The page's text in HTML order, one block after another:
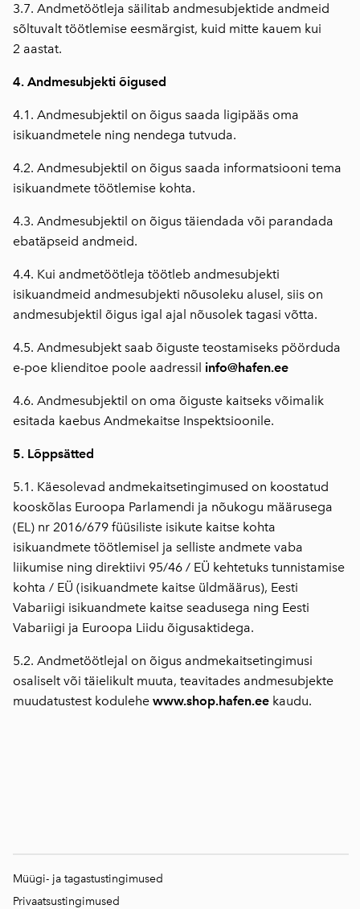
3.7. Andmetöötleja säilitab andmesubjektide andmeid
sõltuvalt töötlemise eesmärgist, kuid mitte kauem kui
2 aastat.
4. Andmesubjekti õigused
4.1. Andmesubjektil on õigus saada ligipääs oma
isikuandmetele ning nendega tutvuda.
4.2. Andmesubjektil on õigus saada informatsiooni tema
isikuandmete töötlemise kohta.
4.3. Andmesubjektil on õigus täiendada või parandada
ebatäpseid andmeid.
4.4. Kui andmetöötleja töötleb andmesubjekti
isikuandmeid andmesubjekti nõusoleku alusel, siis on
andmesubjektil õigus igal ajal nõusolek tagasi võtta.
4.5. Andmesubjekt saab õiguste teostamiseks pöörduda
e-poe klienditoe poole aadressil info@hafen.ee
4.6. Andmesubjektil on oma õiguste kaitseks võimalik
esitada kaebus Andmekaitse Inspektsioonile.
5. Lõppsätted
5.1. Käesolevad andmekaitsetingimused on koostatud
kooskõlas Euroopa Parlamendi ja nõukogu määrusega
(EL) nr 2016/679 füüsiliste isikute kaitse kohta
isikuandmete töötlemisel ja selliste andmete vaba
liikumise ning direktiivi 95/46 / EÜ kehtetuks tunnistamise
kohta / EÜ (isikuandmete kaitse üldmäärus), Eesti
Vabariigi isikuandmete kaitse seadusega ning Eesti
Vabariigi ja Euroopa Liidu õigusaktidega.
5.2. Andmetöötlejal on õigus andmekaitsetingimusi
osaliselt või täielikult muuta, teavitades andmesubjekte
muudatustest kodulehe www.shop.hafen.ee kaudu.
Müügi- ja tagastustingimused
Privaatsustingimused